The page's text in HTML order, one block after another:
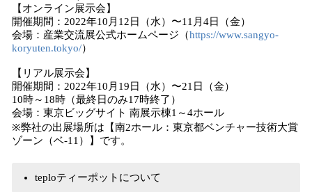
【オンライン展示会】
開催期間：2022年10月12日（水）〜11月4日（金）
会場：産業交流展公式ホームページ（https://www.sangyo-
koryuten.tokyo/）
【リアル展示会】
開催期間：2022年10月19日（水）〜21日（金）
10時～18時（最終日のみ17時終了）
会場：東京ビッグサイト 南展示棟1～4ホール
※弊社の出展場所は【南2ホール：東京都ベンチャー技術大賞
ゾーン（ベ-11）】です。
teploティーポットについて